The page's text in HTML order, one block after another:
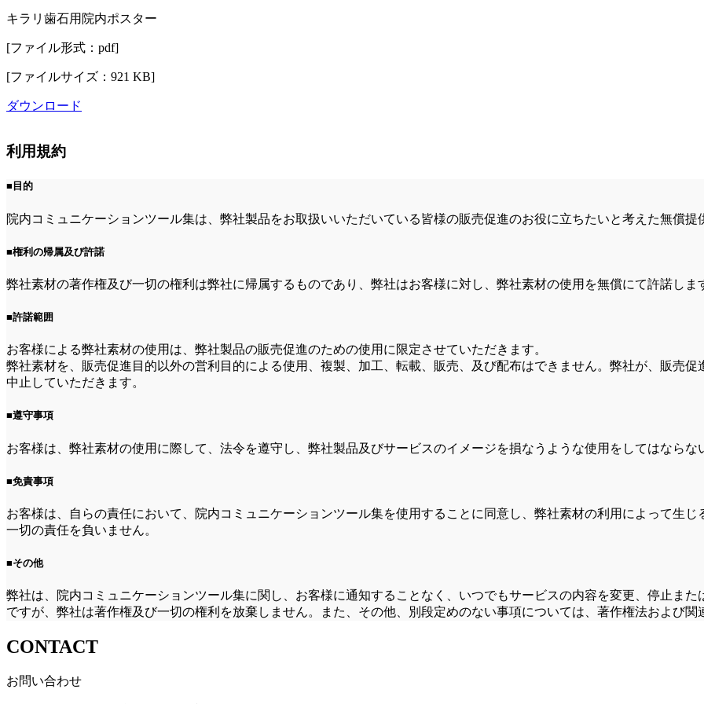
キラリ歯石用院内ポスター
[ファイル形式：pdf]
[ファイルサイズ：921 KB]
ダウンロード
利用規約
■目的
院内コミュニケーションツール集は、弊社製品をお取扱いいただいている皆様の販売促進のお役に立ちたいと考えた無償提
■権利の帰属及び許諾
弊社素材の著作権及び一切の権利は弊社に帰属するものであり、弊社はお客様に対し、弊社素材の使用を無償にて許諾しま
■許諾範囲
お客様による弊社素材の使用は、弊社製品の販売促進のための使用に限定させていただきます。
弊社素材を、販売促進目的以外の営利目的による使用、複製、加工、転載、販売、及び配布はできません。弊社が、販売
中止していただきます。
■遵守事項
お客様は、弊社素材の使用に際して、法令を遵守し、弊社製品及びサービスのイメージを損なうような使用をしてはならな
■免責事項
お客様は、自らの責任において、院内コミュニケーションツール集を使用することに同意し、弊社素材の利用によって生
一切の責任を負いません。
■その他
弊社は、院内コミュニケーションツール集に関し、お客様に通知することなく、いつでもサービスの内容を変更、停止ま
ですが、弊社は著作権及び一切の権利を放棄しません。また、その他、別段定めのない事項については、著作権法および関
CONTACT
お問い合わせ